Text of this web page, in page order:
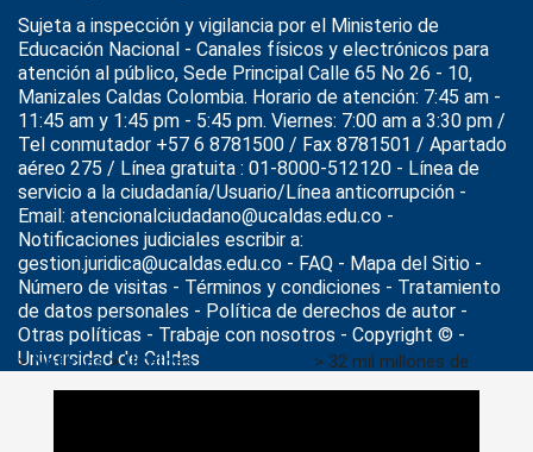
>Noticias>UCaldas Colaborativa > 32 mil millones de
pesos de ahorro para las personas del campo gracias a las
Sujeta a inspección y vigilancia por el Ministerio de
Educación Nacional - Canales físicos y electrónicos para
atención al público, Sede Principal Calle 65 No 26 - 10,
Manizales Caldas Colombia. Horario de atención: 7:45 am -
11:45 am y 1:45 pm - 5:45 pm. Viernes: 7:00 am a 3:30 pm /
Tel conmutador +57 6 8781500 / Fax 8781501 / Apartado
aéreo 275 / Línea gratuita : 01-8000-512120 - Línea de
servicio a la ciudadanía/Usuario/Línea anticorrupción -
Email: atencionalciudadano@ucaldas.edu.co -
Notificaciones judiciales escribir a:
gestion.juridica@ucaldas.edu.co - FAQ - Mapa del Sitio -
Número de visitas - Términos y condiciones - Tratamiento
de datos personales - Política de derechos de autor -
Otras políticas - Trabaje con nosotros - Copyright © -
Universidad de Caldas